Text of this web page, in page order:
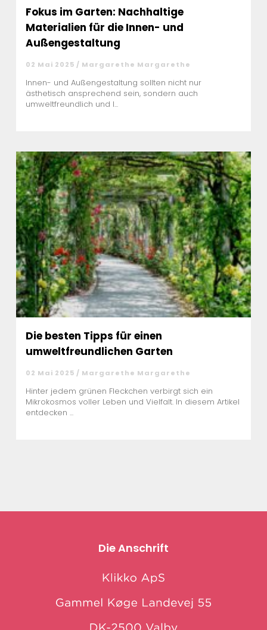
Fokus im Garten: Nachhaltige
Materialien für die Innen- und
Außengestaltung
02 Mai 2025 / Margarethe Margarethe
Innen- und Außengestaltung sollten nicht nur
ästhetisch ansprechend sein, sondern auch
umweltfreundlich und l...
Die besten Tipps für einen
umweltfreundlichen Garten
02 Mai 2025 / Margarethe Margarethe
Hinter jedem grünen Fleckchen verbirgt sich ein
Mikrokosmos voller Leben und Vielfalt. In diesem Artikel
entdecken ...
Die Anschrift